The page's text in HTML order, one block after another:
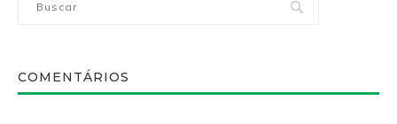
COMENTÁRIOS